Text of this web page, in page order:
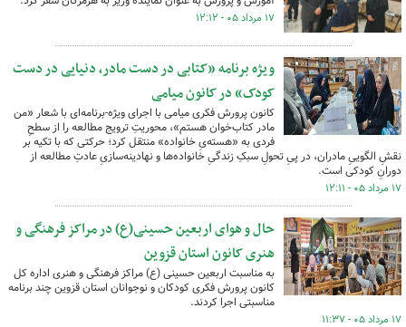
۱۷ مرداد ۰۵ - ۱۲:۱۲
ویژه برنامه «کتابی در دست مادر، دنیایی در دست
کودک» در کانون میامی
کانون پرورش فکری میامی با اجرای ویژه-برنامه‌ای با شعار «من
مادر کتاب‌خوان هستم»، محوریتِ ترویج مطالعه را از سطحِ
فردی به «هسته‌یِ خانواده» منتقل کرد؛ حرکتی که با تکیه بر
نقشِ الگوییِ مادران، در پیِ تحولِ سبکِ زندگیِ خانواده‌ها و نهادینه‌سازیِ عادتِ مطالعه از
دورانِ کودکی است.
۱۷ مرداد ۰۵ - ۱۲:۱۱
حال و هوای اربعین حسینی(ع) در مراکز فرهنگی و
هنری کانون استان قزوین
به مناسبت اربعین حسینی (ع) مراکز فرهنگی و هنری اداره کل
کانون پرورش فکری کودکان و نوجوانان استان قزوین چند برنامه
مناسبتی اجرا کردند.
۱۷ مرداد ۰۵ - ۱۱:۳۷